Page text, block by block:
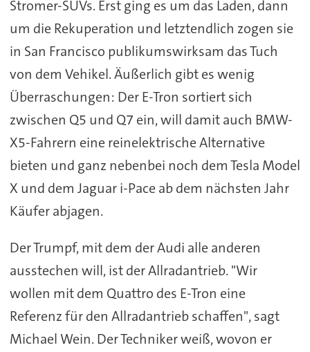
Stromer-SUVs. Erst ging es um das Laden, dann
um die Rekuperation und letztendlich zogen sie
in San Francisco publikumswirksam das Tuch
von dem Vehikel. Äußerlich gibt es wenig
Überraschungen: Der E-Tron sortiert sich
zwischen Q5 und Q7 ein, will damit auch BMW-
X5-Fahrern eine reinelektrische Alternative
bieten und ganz nebenbei noch dem Tesla Model
X und dem Jaguar i-Pace ab dem nächsten Jahr
Käufer abjagen.
Der Trumpf, mit dem der Audi alle anderen
ausstechen will, ist der Allradantrieb. "Wir
wollen mit dem Quattro des E-Tron eine
Referenz für den Allradantrieb schaffen", sagt
Michael Wein. Der Techniker weiß, wovon er